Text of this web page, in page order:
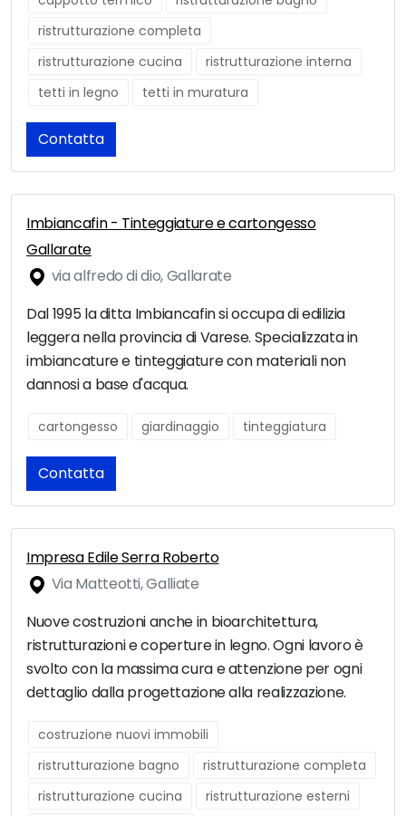
ristrutturazione completa
ristrutturazione cucina
ristrutturazione interna
tetti in legno
tetti in muratura
Contatta
Imbiancafin - Tinteggiature e cartongesso
Gallarate
via alfredo di dio, Gallarate
Dal 1995 la ditta Imbiancafin si occupa di edilizia
leggera nella provincia di Varese. Specializzata in
imbiancature e tinteggiature con materiali non
dannosi a base d'acqua.
cartongesso giardinaggio tinteggiatura
Contatta
Impresa Edile Serra Roberto
Via Matteotti, Galliate
Nuove costruzioni anche in bioarchitettura,
ristrutturazioni e coperture in legno. Ogni lavoro è
svolto con la massima cura e attenzione per ogni
dettaglio dalla progettazione alla realizzazione.
costruzione nuovi immobili
ristrutturazione bagno
ristrutturazione completa
ristrutturazione cucina
ristrutturazione esterni